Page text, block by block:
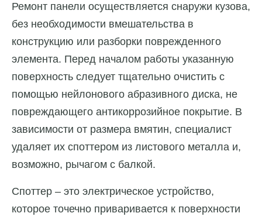
Ремонт панели осуществляется снаружи кузова,
без необходимости вмешательства в
конструкцию или разборки поврежденного
элемента. Перед началом работы указанную
поверхность следует тщательно очистить с
помощью нейлонового абразивного диска, не
повреждающего антикоррозийное покрытие. В
зависимости от размера вмятин, специалист
удаляет их споттером из листового металла и,
возможно, рычагом с балкой.
Споттер – это электрическое устройство,
которое точечно приваривается к поверхности